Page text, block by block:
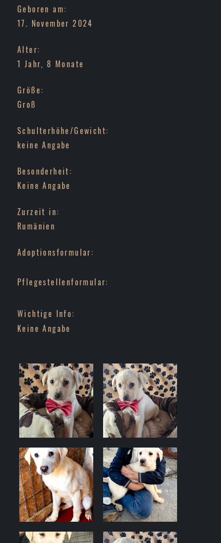
Geboren am:
17. November 2024
Alter:
1 Jahr, 8 Monate
Größe:
Groß
Schulterhöhe/Gewicht:
keine Angabe
Besonderheit:
Keine Angabe
Zurzeit in:
Rumänien
Adoptionsformular:
Pflegestellenformular:
Wichtige Info:
Keine Angabe